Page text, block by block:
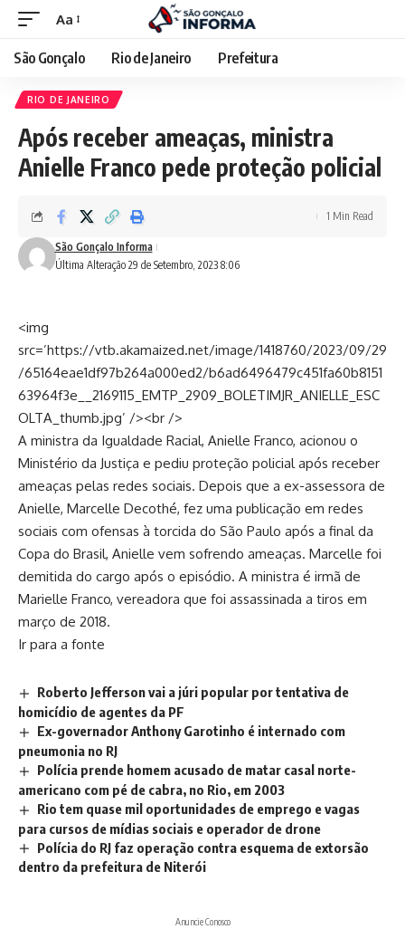
Aa
São Gonçalo Rio de Janeiro Prefeitura
RIO DE JANEIRO
Após receber ameaças, ministra
Anielle Franco pede proteção policial
Última Alteração 29 de Setembro, 2023 8:06
São Gonçalo Informa
1 Min Read
<img
src=’https://vtb.akamaized.net/image/1418760/2023/09/29
/65164eae1df97b264a000ed2/b6ad6496479c451fa60b8151
63964f3e__2169115_EMTP_2909_BOLETIMJR_ANIELLE_ESC
OLTA_thumb.jpg’ /><br />
A ministra da Igualdade Racial, Anielle Franco, acionou o
Ministério da Justiça e pediu proteção policial após receber
ameaças pelas redes sociais. Depois que a ex-assessora de
Anielle, Marcelle Decothé, fez uma publicação em redes
sociais com ofensas à torcida do São Paulo após a final da
Copa do Brasil, Anielle vem sofrendo ameaças. Marcelle foi
demitida do cargo após o episódio. A ministra é irmã de
Marielle Franco, vereadora que foi assassinada a tiros em
março de 2018.
Ir para a fonte
Roberto Jefferson vai a júri popular por tentativa de
homicídio de agentes da PF
Ex-governador Anthony Garotinho é internado com
pneumonia no RJ
Polícia prende homem acusado de matar casal norte-
americano com pé de cabra, no Rio, em 2003
Rio tem quase mil oportunidades de emprego e vagas
para cursos de mídias sociais e operador de drone
Polícia do RJ faz operação contra esquema de extorsão
dentro da prefeitura de Niterói
Anuncie Conosco